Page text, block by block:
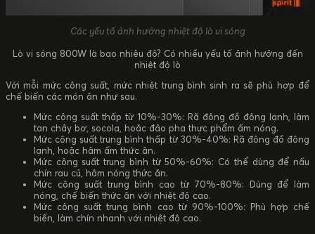
Các yếu tố ảnh hưởng nhiệt độ lò vi sóng
Lò vi sóng 800W là bao nhiêu độ? Có nhiều yếu tố ảnh hưởng đến
nhiệt độ lò
Với mỗi mức công suất, mức nhiệt trung bình sinh ra sẽ phù hợp để
chế biến các món ăn như sau.
Mức công suất thấp từ 10%-30%: Rã đông đồ đông lạnh, làm
tan chảy bơ, socola, hoặc đảo pha thực phẩm ấm nóng.
Mức công suất trung bình thấp từ 30%-40%: Rã đông đồ đông
lạnh, hoặc hâm ấm thức ăn.
Mức công suất trung bình từ 50%-60%: Có thể dùng để nấu
chín rau củ, hâm nóng thức ăn.
Mức công suất trung bình cao từ 70%-80%: Dùng để làm
nóng, chế biến thức ăn với nhiệt độ cao.
Mức công suất trung bình cao từ 90%-100%: Phù hợp chế
biến, làm chín nhanh với nhiệt độ cao.